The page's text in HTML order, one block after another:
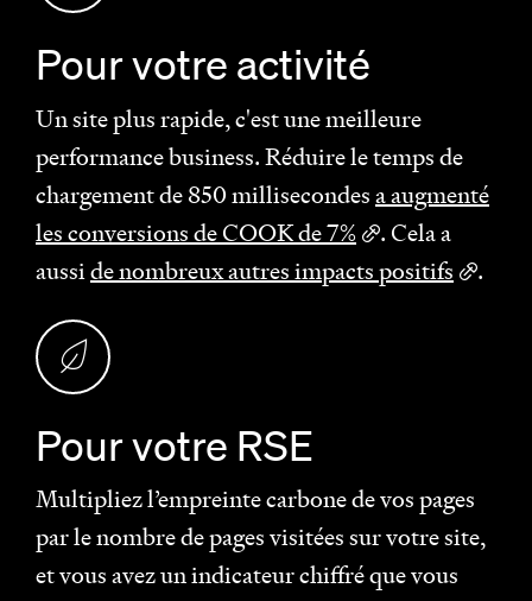
Pour votre activité
Un site plus rapide, c'est une meilleure
performance business. Réduire le temps de
chargement de 850 millisecondesa augmenté
les conversions de COOK de 7%
. Cela a
ausside nombreux autres impacts positifs .
Pour votre RSE
Multipliez l’empreinte carbone de vos pages
par le nombre de pages visitées sur votre site,
et vous avez un indicateur chiffré que vous